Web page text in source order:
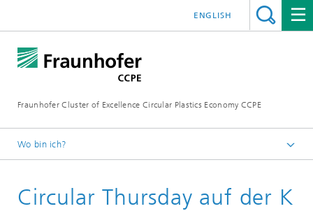
Fraunhofer Cluster of Excellence Circular Plastics Economy CCPE
ENGLISH
Wo bin ich?
Aktuelles
Circular Thursday auf der K